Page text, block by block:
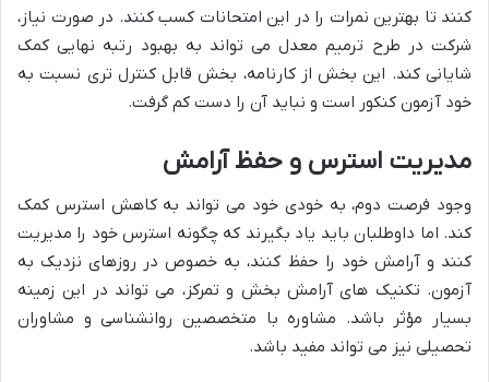
کنند تا بهترین نمرات را در این امتحانات کسب کنند. در صورت نیاز،
شرکت در طرح ترمیم معدل می تواند به بهبود رتبه نهایی کمک
شایانی کند. این بخش از کارنامه، بخش قابل کنترل تری نسبت به
خود آزمون کنکور است و نباید آن را دست کم گرفت.
مدیریت استرس و حفظ آرامش
وجود فرصت دوم، به خودی خود می تواند به کاهش استرس کمک
کند. اما داوطلبان باید یاد بگیرند که چگونه استرس خود را مدیریت
کنند و آرامش خود را حفظ کنند، به خصوص در روزهای نزدیک به
آزمون. تکنیک های آرامش بخش و تمرکز، می تواند در این زمینه
بسیار مؤثر باشد. مشاوره با متخصصین روانشناسی و مشاوران
تحصیلی نیز می تواند مفید باشد.